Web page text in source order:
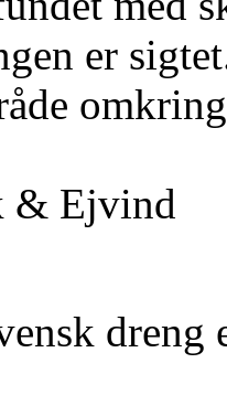
er
& Ejvind
dreng